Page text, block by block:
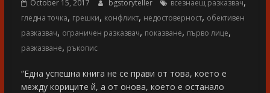
October 15, 2017 bgstoryteller всезнаещ разказвач
гледна точка, грешки, конфликт, недостоверност, обективен
разказвач, ограничен разказвач, показване, първо лице,
разказване, ръкопис
“Една успешна книга не се прави от това, което е
между кориците й, а от онова, което е останало